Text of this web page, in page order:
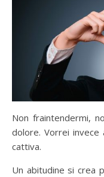
Non fraintendermi,
dolore. Vorrei
cattiva.
Un abitudine si crea